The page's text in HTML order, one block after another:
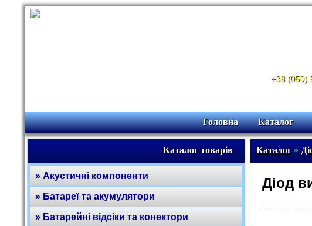
+38 (050)
Головна Каталог
Каталог товарів
» Акустичні компоненти
» Батареї та акумулятори
» Батарейні відсіки та конектори
Каталог»
Діод